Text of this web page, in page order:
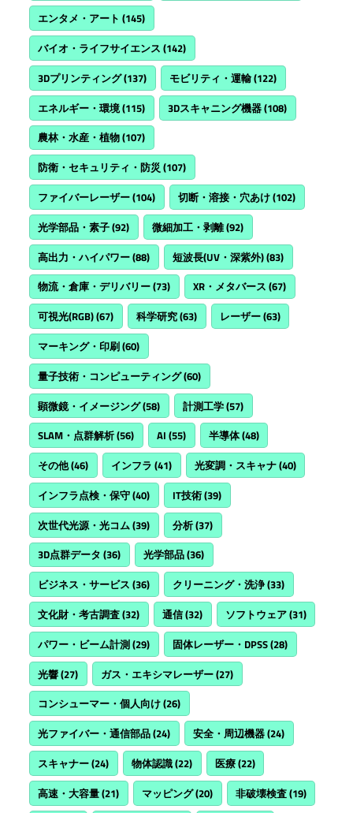
エンタメ・アート (145)
バイオ・ライフサイエンス (142)
3Dプリンティング(137) モビリティ・運輸(122)
エネルギー・環境(115) 3Dスキャニング機器(108)
農林・水産・植物(107)
防衛・セキュリティ・防災(107)
ファイバーレーザー(104) 切断・溶接・穴あけ(102)
光学部品・素子(92) 微細加工・剥離(92)
高出力・ハイパワー(88) 短波長(UV・深紫外)(83)
物流・倉庫・デリバリー(73) XR・メタバース (67)
可視光(RGB)(67) 科学研究(63) レーザー(63)
マーキング・印刷(60)
量子技術・コンピューティング(60)
顕微鏡・イメージング(58) 計測工学(57)
SLAM・点群解析(56) AI (55) 半導体(48)
その他(46) インフラ (41) 光変調・スキャナ(40)
インフラ点検・保守(40) IT技術(39)
次世代光源・光コム(39) 分析(37)
3D点群データ (36) 光学部品(36)
ビジネス・サービス (36) クリーニング・洗浄(33)
文化財・考古調査(32) 通信(32) ソフトウェア(31)
パワー・ビーム計測(29) 固体レーザー・DPSS(28)
光響(27) ガス・エキシマレーザー(27)
コンシューマー・個人向け(26)
光ファイバー・通信部品(24) 安全・周辺機器(24)
スキャナー(24) 物体認識(22) 医療(22)
高速・大容量(21) マッピング(20) 非破壊検査(19)